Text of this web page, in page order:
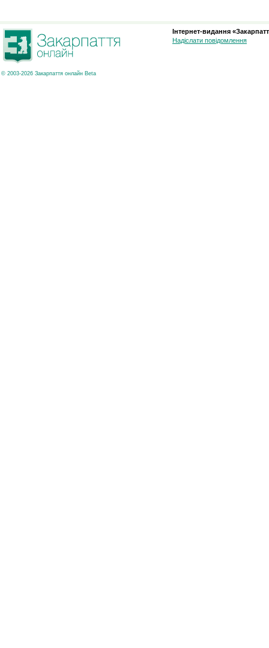
© 2003-2026 Закарпаття онлайн Beta
Інтернет-видання
Надіслати повідомлення